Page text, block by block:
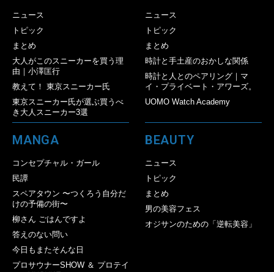
ニュース
トピック
まとめ
大人がこのスニーカーを買う理
由｜小澤匡行
教えて！ 東京スニーカー氏
東京スニーカー氏が選ぶ買うべ
き大人スニーカー3選
ニュース
トピック
まとめ
時計と手土産のおかしな関係
時計と人とのペアリング｜マ
イ・プライベート・アワーズ。
UOMO Watch Academy
MANGA
コンセプチャル・ガール
民譚
スペアタウン 〜つくろう自分だ
けの予備の街〜
柳さん ごはんですよ
答えのない問い
今日もまたそんな日
プロサウナーSHOW ＆ プロテイ
BEAUTY
ニュース
トピック
まとめ
男の美容フェス
オジサンのための「逆転美容」